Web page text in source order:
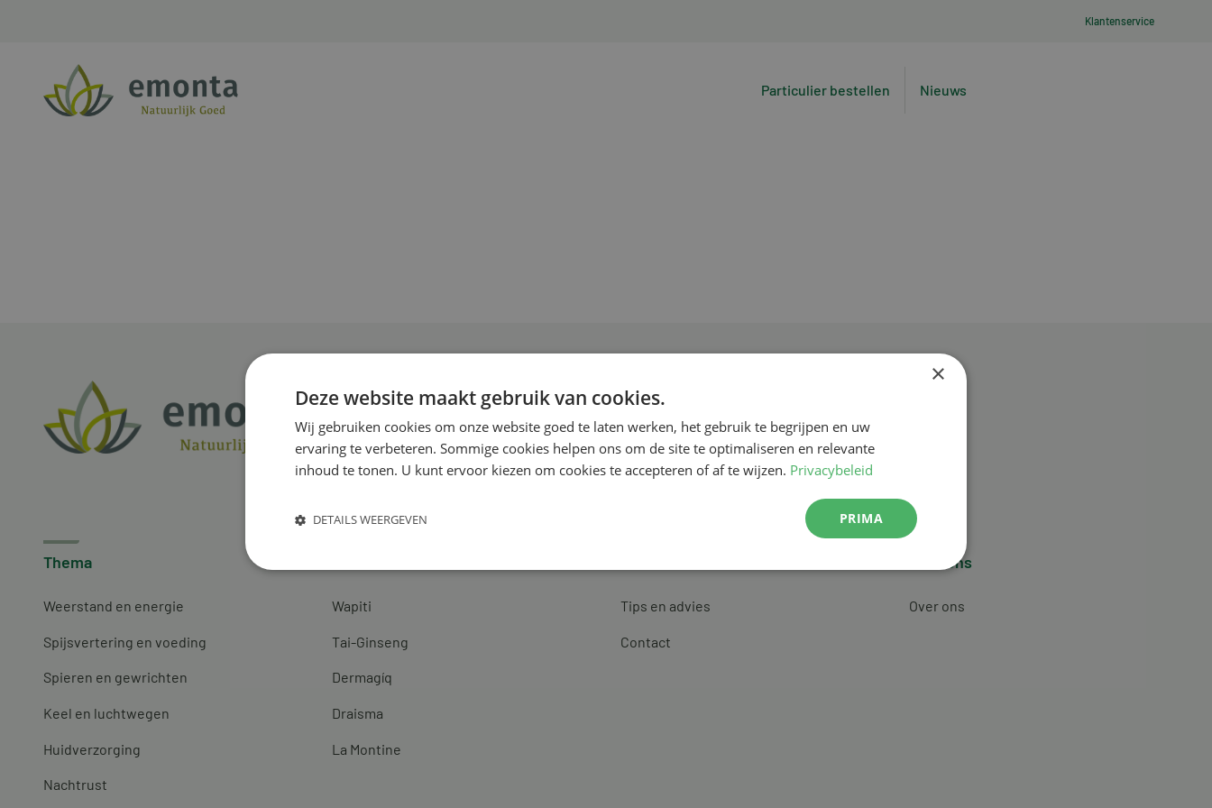
Klantenservice
Particulier bestellen Nieuws
Thema
Weerstand en energie
Spijsvertering en voeding
Spieren en gewrichten
Keel en luchtwegen
Huidverzorging
Nachtrust
Wapiti
Tai-Ginseng
Dermagíq
Draisma
La Montine
Tips en advies
Contact
Over ons
Over ons
×
Deze website maakt gebruik van cookies.
Wij gebruiken cookies om onze website goed te laten werken, het gebruik te begrijpen en uw
ervaring te verbeteren. Sommige cookies helpen ons om de site te optimaliseren en relevante
inhoud te tonen. U kunt ervoor kiezen om cookies te accepteren of af te wijzen. Privacybeleid
PRIMA
DETAILS WEERGEVEN